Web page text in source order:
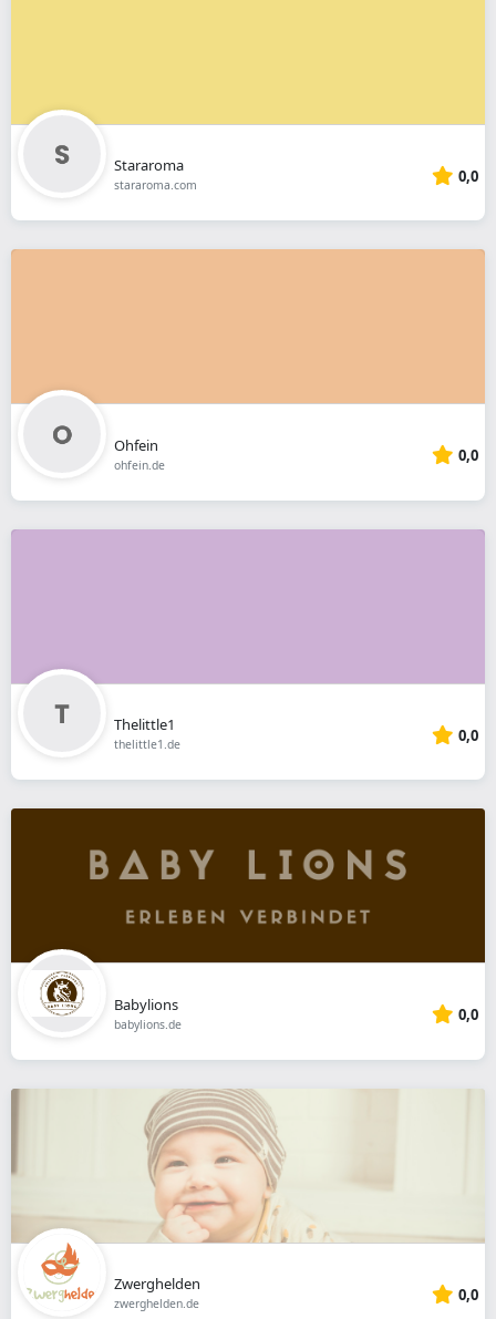
Stararoma
stararoma.com 0,0
Ohfein
ohfein.de 0,0
Thelittle1
thelittle1.de 0,0
Babylions
babylions.de 0,0
Zwerghelden
zwerghelden.de 0,0